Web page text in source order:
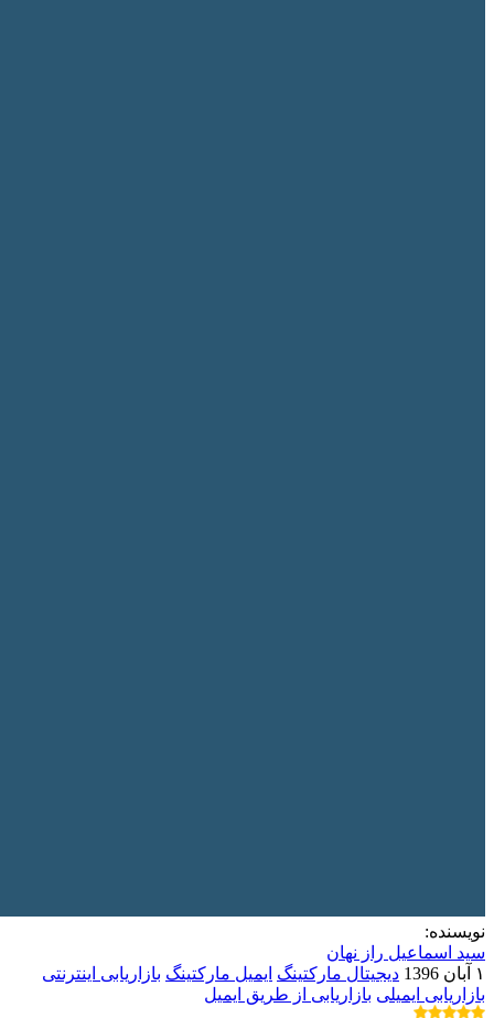
نویسنده:
سید اسماعیل راز نهان
۱ آبان 1396
دیجیتال مارکتینگ ایمیل مارکتینگ بازاریابی اینترنتی
بازاریابی ایمیلی بازاریابی از طریق ایمیل